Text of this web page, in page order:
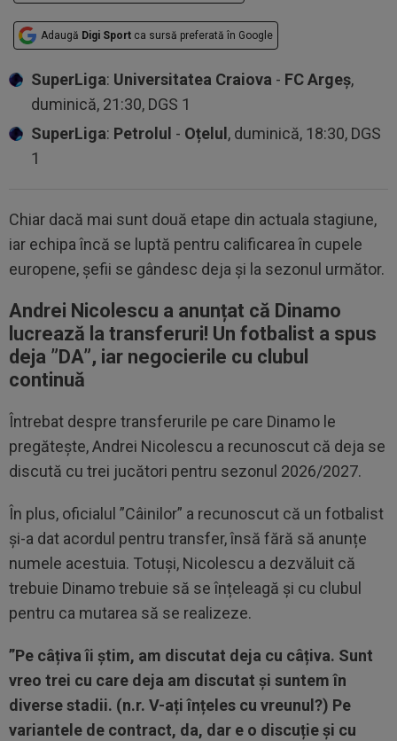
Adaugă Digi Sport ca sursă preferată în Google
SuperLiga: Universitatea Craiova - FC Argeș,
duminică, 21:30, DGS 1
SuperLiga: Petrolul - Oțelul, duminică, 18:30, DGS
1
Chiar dacă mai sunt două etape din actuala stagiune,
iar echipa încă se luptă pentru calificarea în cupele
europene, șefii se gândesc deja și la sezonul următor.
Andrei Nicolescu a anunțat că Dinamo
lucrează la transferuri! Un fotbalist a spus
deja ”DA”, iar negocierile cu clubul
continuă
Întrebat despre transferurile pe care Dinamo le
pregătește, Andrei Nicolescu a recunoscut că deja se
discută cu trei jucători pentru sezonul 2026/2027.
În plus, oficialul ”Câinilor” a recunoscut că un fotbalist
și-a dat acordul pentru transfer, însă fără să anunțe
numele acestuia. Totuși, Nicolescu a dezvăluit că
trebuie Dinamo trebuie să se înțeleagă și cu clubul
pentru ca mutarea să se realizeze.
”Pe câțiva îi știm, am discutat deja cu câțiva. Sunt
vreo trei cu care deja am discutat și suntem în
diverse stadii. (n.r. V-ați înțeles cu vreunul?) Pe
variantele de contract, da, dar e o discuție și cu